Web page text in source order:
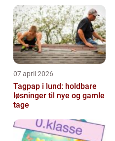
07 april 2026
Tagpap i lund: holdbare
løsninger til nye og gamle
tage